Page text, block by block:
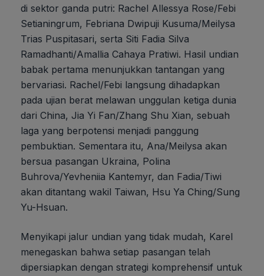
di sektor ganda putri: Rachel Allessya Rose/Febi
Setianingrum, Febriana Dwipuji Kusuma/Meilysa
Trias Puspitasari, serta Siti Fadia Silva
Ramadhanti/Amallia Cahaya Pratiwi. Hasil undian
babak pertama menunjukkan tantangan yang
bervariasi. Rachel/Febi langsung dihadapkan
pada ujian berat melawan unggulan ketiga dunia
dari China, Jia Yi Fan/Zhang Shu Xian, sebuah
laga yang berpotensi menjadi panggung
pembuktian. Sementara itu, Ana/Meilysa akan
bersua pasangan Ukraina, Polina
Buhrova/Yevheniia Kantemyr, dan Fadia/Tiwi
akan ditantang wakil Taiwan, Hsu Ya Ching/Sung
Yu-Hsuan.
Menyikapi jalur undian yang tidak mudah, Karel
menegaskan bahwa setiap pasangan telah
dipersiapkan dengan strategi komprehensif untuk